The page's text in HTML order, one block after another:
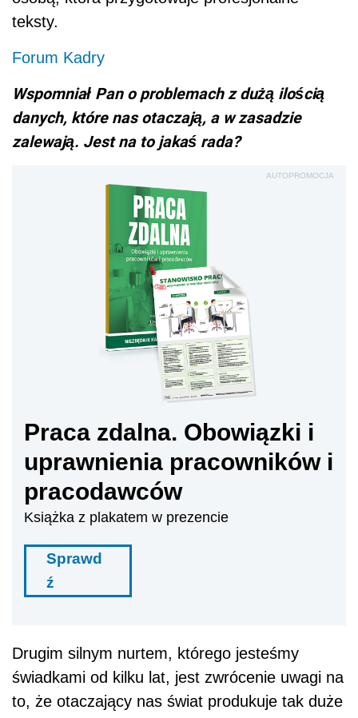
teksty.
Forum Kadry
Wspomniał Pan o problemach z dużą ilością
danych, które nas otaczają, a w zasadzie
zalewają. Jest na to jakaś rada?
AUTOPROMOCJA
Praca zdalna. Obowiązki i
uprawnienia pracowników i
pracodawców
Książka z plakatem w prezencie
Sprawd
ź
Drugim silnym nurtem, którego jesteśmy
świadkami od kilku lat, jest zwrócenie uwagi na
to, że otaczający nas świat produkuje tak duże